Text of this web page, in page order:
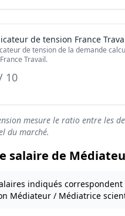
de tension France
de tension de la demande
Travail.
10
mesure le ratio entre les
du marché.
salaire de
indiqués
Médiateur / Médiatrice